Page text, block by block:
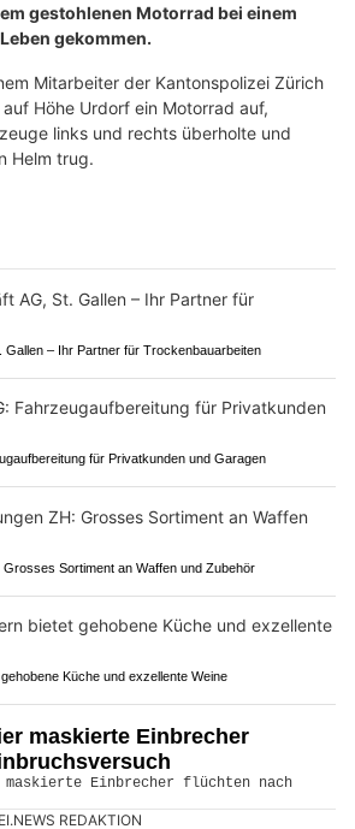
gestohlenen Motorrad bei einem
gekommen.
Mitarbeiter der Kantonspolizei Zürich
auf Höhe Urdorf ein Motorrad auf,
links und rechts überholte und
Helm trug.
– Ihr Partner für Trockenbauarbeiten
für Privatkunden und Garagen
Sortiment an Waffen und Zubehör
Küche und exzellente Weine
maskierte Einbrecher
REDAKTION